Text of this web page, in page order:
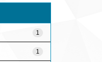
1
1